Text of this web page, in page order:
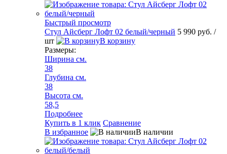
Быстрый просмотр
Стул Айсберг Лофт 02 белый/черный 5 990 руб. /
шт
В корзину
Размеры:
Ширина см.
38
Глубина см.
38
Высота см.
58,5
Подробнее
Купить в 1 клик Сравнение
В избранное
В наличии